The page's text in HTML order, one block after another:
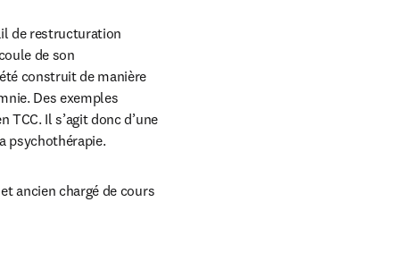
de restructuration
de son
construit de manière
Des exemples
Il s’agit donc d’une
psychothérapie.
ancien chargé de cours